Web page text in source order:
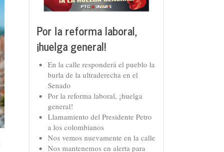
Por la reforma laboral,
¡huelga general!
En la calle responderá el pueblo la
burla de la ultraderecha en el
Senado
Por la reforma laboral, ¡huelga
general!
Llamamiento del Presidente Petro
a los colombianos
Nos vemos nuevamente en la calle
Nos mantenemos en alerta para